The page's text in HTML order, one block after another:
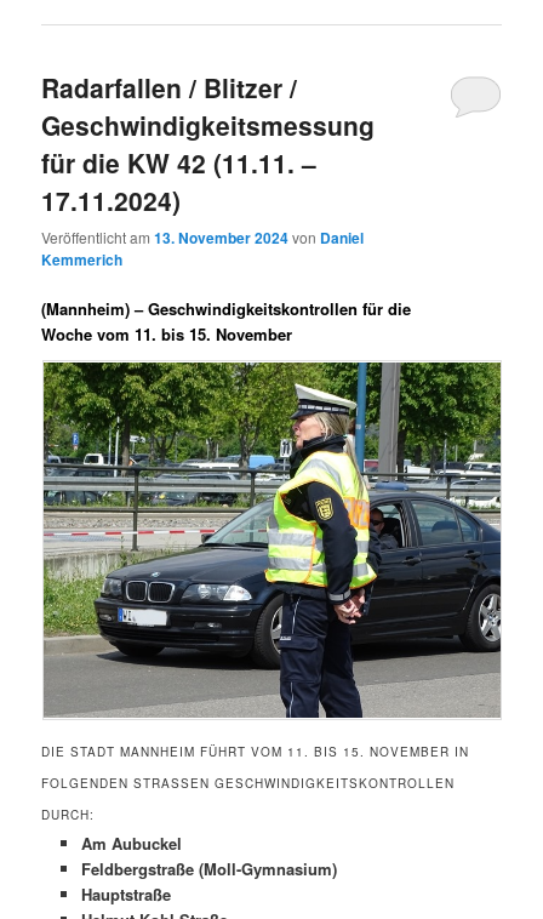
Radarfallen / Blitzer /
Geschwindigkeitsmessung
für die KW 42 (11.11. –
17.11.2024)
Veröffentlicht am13. November 2024von Daniel
Kemmerich
(Mannheim) –Geschwindigkeitskontrollen für die
Woche vom 11. bis 15. November
DIE STADT MANNHEIM FÜHRT VOM 11. BIS 15. NOVEMBER IN
FOLGENDEN STRASSEN GESCHWINDIGKEITSKONTROLLEN D
URCH:
Am Aubuckel
Feldbergstraße (Moll-Gymnasium)
Hauptstraße